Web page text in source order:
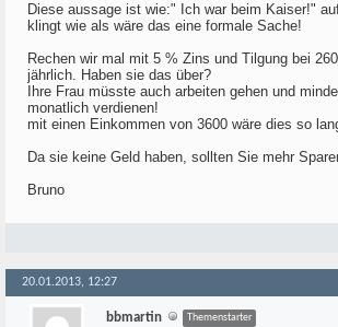
Diese aussage ist wie:" Ich war beim Kaiser!"
klingt wie als wäre das eine formale Sache!
Rechen wir mal mit 5 % Zins und Tilgung bei
jährlich. Haben sie das über?
Ihre Frau müsste auch arbeiten gehen und
monatlich verdienen!
mit einen Einkommen von 3600 wäre dies so
Da sie keine Geld haben, sollten Sie mehr
Bruno
20.01.2013, 12:27
bbmartin Themenstarter